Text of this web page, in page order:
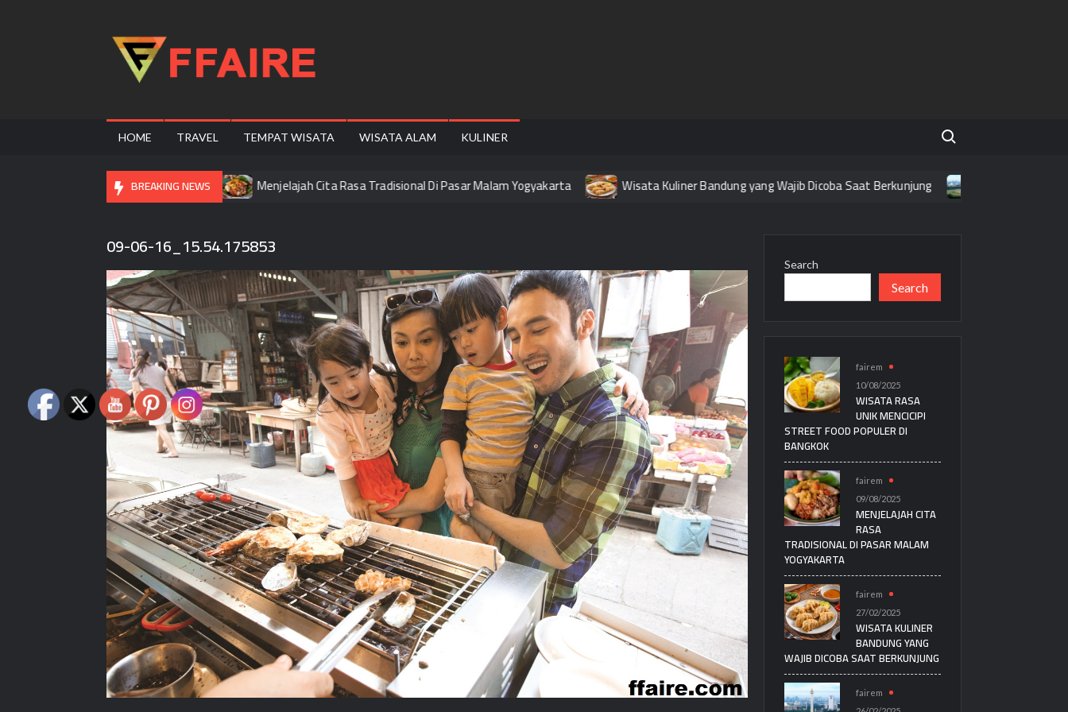
HOME TRAVEL TEMPAT WISATA WISATA ALAM KULINER
Search for:
BREAKING NEWS
Street Food Populer Di Bangkok Menjelajah Cita Rasa Tradisional Di Pasar Malam Yogyakarta Wisata Kuliner Bandung yang Wajib Dicoba Saat Berkunjung Tempat Wisata
09-06-16_15.54.175853
Search
Search
fairem
10/08/2025
WISATA RASA
UNIK MENCICIPI
STREET FOOD POPULER DI
BANGKOK
fairem
09/08/2025
MENJELAJAH CITA
RASA
TRADISIONAL DI PASAR MALAM
YOGYAKARTA
fairem
27/02/2025
WISATA KULINER
BANDUNG YANG
WAJIB DICOBA SAAT BERKUNJUNG
fairem